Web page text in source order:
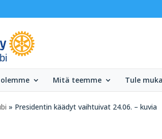
Mitä teemme Tule
» Presidentin käädyt vaihtuivat 24.06. – kuvia